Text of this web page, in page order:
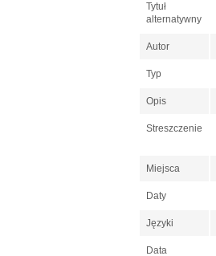
Tytuł
alternatywny
Autor
Typ
Opis
Streszczenie
Miejsca
Daty
Języki
Data